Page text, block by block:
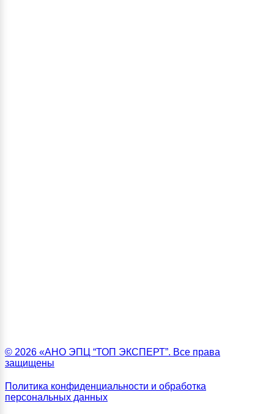
© 2026 «АНО ЭПЦ “ТОП ЭКСПЕРТ”. Все права
защищены
Политика конфиденциальности и обработка
персональных данных